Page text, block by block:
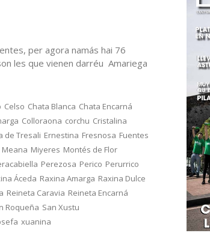
per agora namás hai 76
les que vienen darréu Amariega
Celso Chata Blanca Chata Encarná
Colloraona corchu Cristalina
de Tresali Ernestina Fresnosa Fuentes
Meana Miyeres Montés de Flor
Perezosa Perico Perurrico
Áceda Raxina Amarga Raxina Dulce
Reineta Caravia Reineta Encarná
Roqueña San Xustu
xuanina